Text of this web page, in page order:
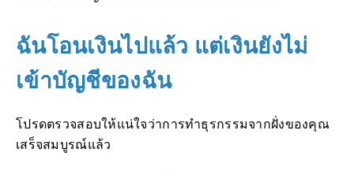
ฉันโอนเงินไปแล้ว แต่เงินยังไม่
เข้าบัญชีของฉัน
โปรดตรวจสอบให้แน่ใจว่าการทำธุรกรรมจากฝั่งของคุณ
เสร็จสมบูรณ์แล้ว